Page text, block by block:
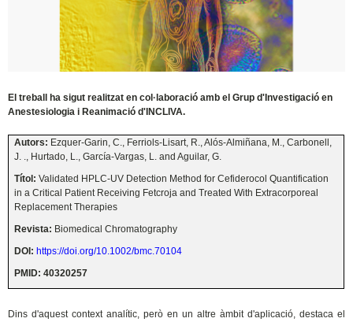
El treball ha sigut realitzat en col·laboració amb el Grup d'Investigació en
Anestesiologia i Reanimació d'INCLIVA.
Autors: Ezquer-Garin, C., Ferriols-Lisart, R., Alós-Almiñana, M., Carbonell,
J. ., Hurtado, L., García-Vargas, L. and Aguilar, G.
Títol:Validated HPLC-UV Detection Method for Cefiderocol Quantification
in a Critical Patient Receiving Fetcroja and Treated With Extracorporeal
Replacement Therapies
Revista: Biomedical Chromatography
DOI: https://doi.org/10.1002/bmc.70104
PMID: 40320257
Dins d'aquest context analític, però en un altre àmbit d'aplicació, destaca el